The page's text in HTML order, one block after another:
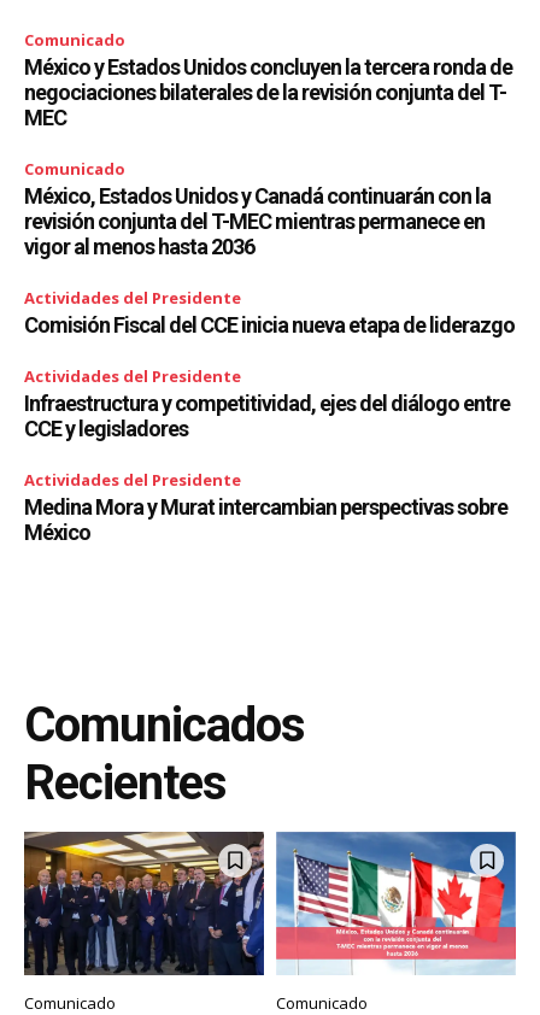
Comunicado
México y Estados Unidos concluyen la tercera ronda de
negociaciones bilaterales de la revisión conjunta del T-
MEC
Comunicado
México, Estados Unidos y Canadá continuarán con la
revisión conjunta del T-MEC mientras permanece en
vigor al menos hasta 2036
Actividades del Presidente
Comisión Fiscal del CCE inicia nueva etapa de liderazgo
Actividades del Presidente
Infraestructura y competitividad, ejes del diálogo entre
CCE y legisladores
Actividades del Presidente
Medina Mora y Murat intercambian perspectivas sobre
México
Comunicados
Recientes
Comunicado Comunicado